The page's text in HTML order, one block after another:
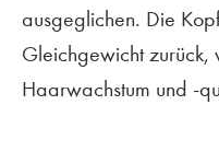
ausgeglichen. Die
Gleichgewicht zurück,
Haarwachstum und -